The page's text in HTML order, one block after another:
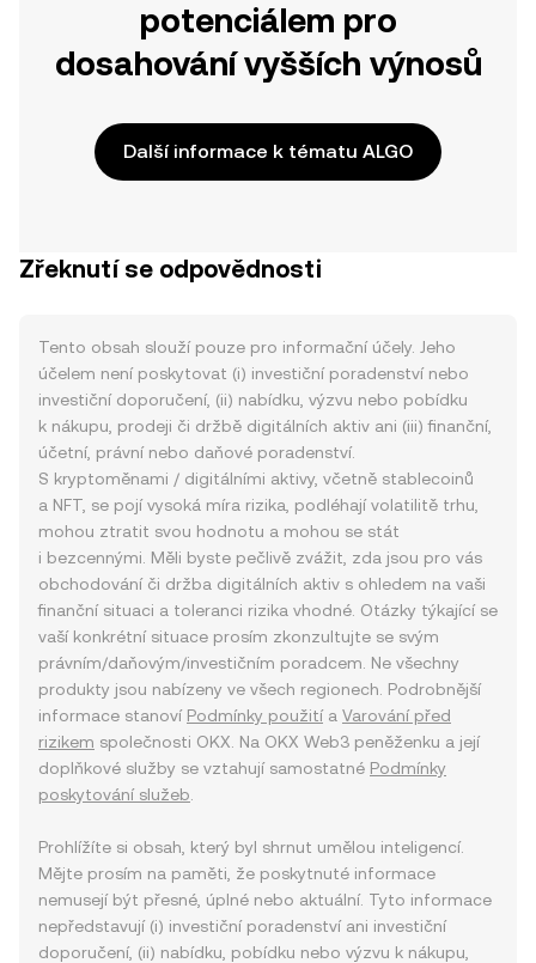
potenciálem pro
dosahování vyšších výnosů
Další informace k tématu ALGO
Zřeknutí se odpovědnosti
Tento obsah slouží pouze pro informační účely. Jeho
účelem není poskytovat (i) investiční poradenství nebo
investiční doporučení, (ii) nabídku, výzvu nebo pobídku
k nákupu, prodeji či držbě digitálních aktiv ani (iii) finanční,
účetní, právní nebo daňové poradenství.
S kryptoměnami / digitálními aktivy, včetně stablecoinů
a NFT, se pojí vysoká míra rizika, podléhají volatilitě trhu,
mohou ztratit svou hodnotu a mohou se stát
i bezcennými. Měli byste pečlivě zvážit, zda jsou pro vás
obchodování či držba digitálních aktiv s ohledem na vaši
finanční situaci a toleranci rizika vhodné. Otázky týkající se
vaší konkrétní situace prosím zkonzultujte se svým
právním/daňovým/investičním poradcem. Ne všechny
produkty jsou nabízeny ve všech regionech. Podrobnější
informace stanoví Podmínky použitía Varování před
rizikem společnosti OKX. Na OKX Web3 peněženku a její
doplňkové služby se vztahují samostatné Podmínky
poskytování služeb
Prohlížíte si obsah, který byl shrnut umělou inteligencí.
Mějte prosím na paměti, že poskytnuté informace
nemusejí být přesné, úplné nebo aktuální. Tyto informace
nepředstavují (i) investiční poradenství ani investiční
doporučení, (ii) nabídku, pobídku nebo výzvu k nákupu,